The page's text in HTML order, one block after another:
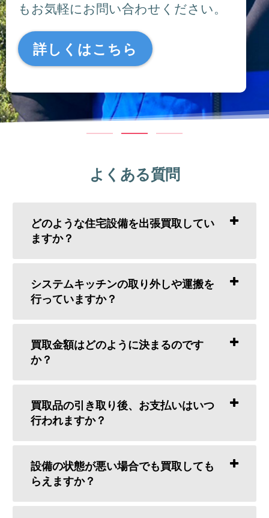
もお気軽にお問い合わせください。
詳しくはこちら
よくある質問
どのような住宅設備を出張買取してい
ますか？
システムキッチンの取り外しや運搬を
行っていますか？
買取金額はどのように決まるのです
か？
買取品の引き取り後、お支払いはいつ
行われますか？
設備の状態が悪い場合でも買取しても
らえますか？